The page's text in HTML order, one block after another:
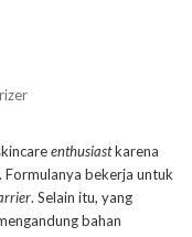
enthusiastkarena
Formulanya bekerja untuk
. Selain itu, yang
bahan